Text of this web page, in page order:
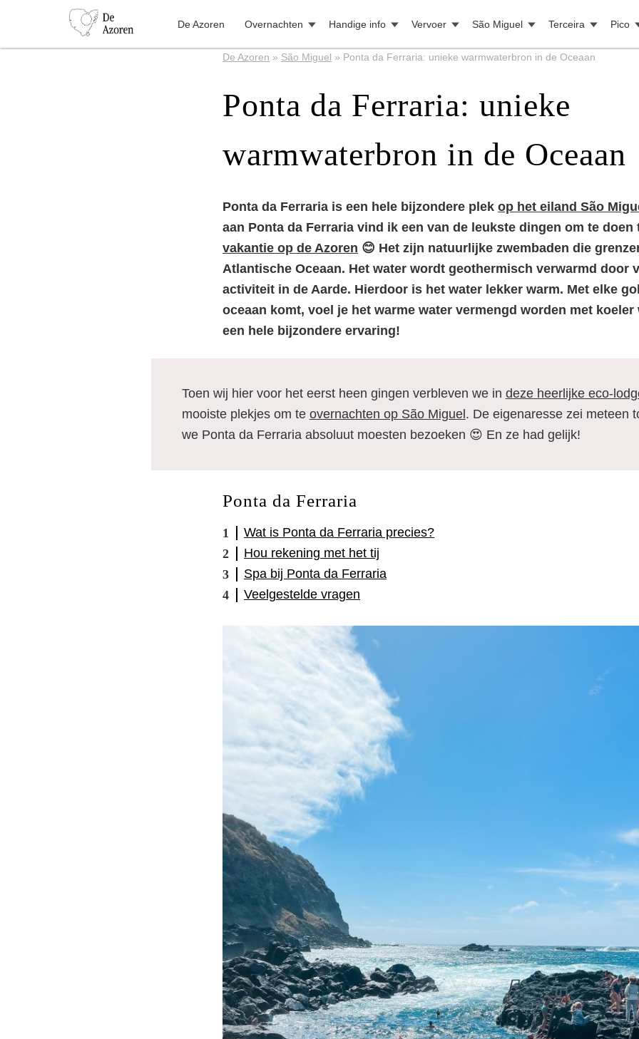
De Azoren Overnachten Handige info Vervoer São Miguel Terceira Pico
De Azoren » São Miguel » Ponta da Ferraria: unieke warmwaterbron in de Oceaan
Ponta da Ferraria: unieke
warmwaterbron in de Oceaan
Ponta da Ferraria is een hele bijzondere plek op het eiland São
aan Ponta da Ferraria vind ik een van de leukste dingen om te doen
vakantie op de Azoren 😊 Het zijn natuurlijke zwembaden die
Atlantische Oceaan. Het water wordt geothermisch verwarmd door
activiteit in de Aarde. Hierdoor is het water lekker warm. Met elke
oceaan komt, voel je het warme water vermengd worden met koeler
een hele bijzondere ervaring!
Toen wij hier voor het eerst heen gingen verbleven we in deze heerlijke eco-
mooiste plekjes om te overnachten op São Miguel . De eigenaresse zei meteen
we Ponta da Ferraria absoluut moesten bezoeken 😍 En ze had gelijk!
Ponta da Ferraria
Wat is Ponta da Ferraria precies?
Hou rekening met het tij
Spa bij Ponta da Ferraria
Veelgestelde vragen